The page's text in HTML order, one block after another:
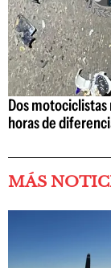
Dos
horas de
MÁS